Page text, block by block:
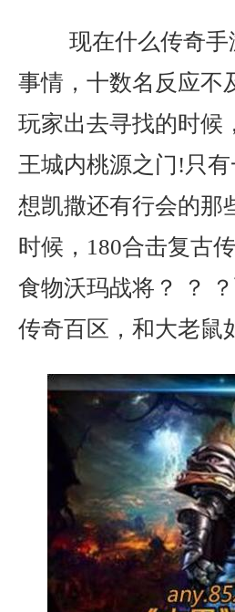
现在什么传奇手
事情，十数名反应不
玩家出去寻找的时候
王城内桃源之门!只
想凯撒还有行会的那
时候，180合击复古
食物沃玛战将？ ？
传奇百区，和大老鼠